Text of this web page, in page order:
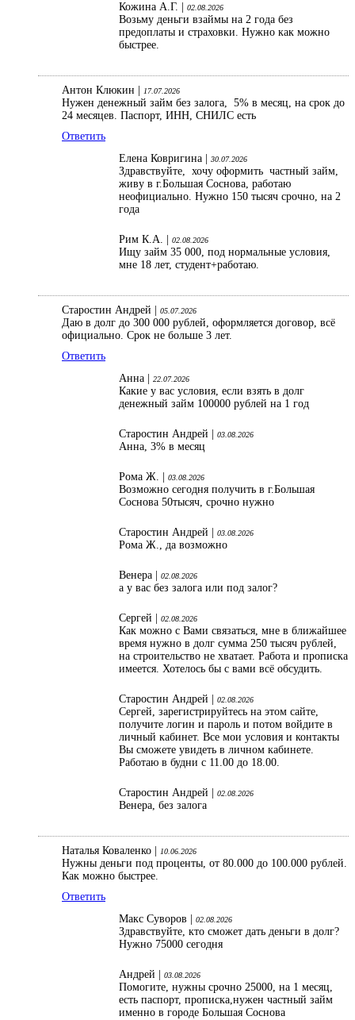
Кожина А.Г. | 02.08.2026
Возьму деньги взаймы на 2 года без
предоплаты и страховки. Нужно как можно
быстрее.
Антон Клюкин | 17.07.2026
Нужен денежный займ без залога, 5% в месяц, на срок до
24 месяцев. Паспорт, ИНН, СНИЛС есть
Ответить
Елена Ковригина |
30.07.2026
Здравствуйте, хочу оформить частный займ,
живу в г.Большая Соснова, работаю
неофициально. Нужно 150 тысяч срочно, на 2
года
Рим К.А. | 02.08.2026
Ищу займ 35 000, под нормальные условия,
мне 18 лет, студент+работаю.
Старостин Андрей | 05.07.2026
Даю в долг до 300 000 рублей, оформляется договор, всё
официально. Срок не больше 3 лет.
Ответить
Анна |
22.07.2026
Какие у вас условия, если взять в долг
денежный займ 100000 рублей на 1 год
Старостин Андрей | 03.08.2026
Анна, 3% в месяц
Рома Ж. | 03.08.2026
Возможно сегодня получить в г.Большая
Соснова 50тысяч, срочно нужно
Старостин Андрей | 03.08.2026
Рома Ж., да возможно
Венера | 02.08.2026
а у вас без залога или под залог?
Сергей | 02.08.2026
Как можно с Вами связаться, мне в ближайшее
время нужно в долг сумма 250 тысяч рублей,
на строительство не хватает. Работа и прописка
имеется. Хотелось бы с вами всё обсудить.
Старостин Андрей | 02.08.2026
Сергей, зарегистрируйтесь на этом сайте,
получите логин и пароль и потом войдите в
личный кабинет. Все мои условия и контакты
Вы сможете увидеть в личном кабинете.
Работаю в будни с 11.00 до 18.00.
Старостин Андрей | 02.08.2026
Венера, без залога
Наталья Коваленко | 10.06.2026
Нужны деньги под проценты, от 80.000 до 100.000 рублей.
Как можно быстрее.
Ответить
Макс Суворов |
02.08.2026
Здравствуйте, кто сможет дать деньги в долг?
Нужно 75000 сегодня
Андрей | 03.08.2026
Помогите, нужны срочно 25000, на 1 месяц,
есть паспорт, прописка,нужен частный займ
именно в городе Большая Соснова